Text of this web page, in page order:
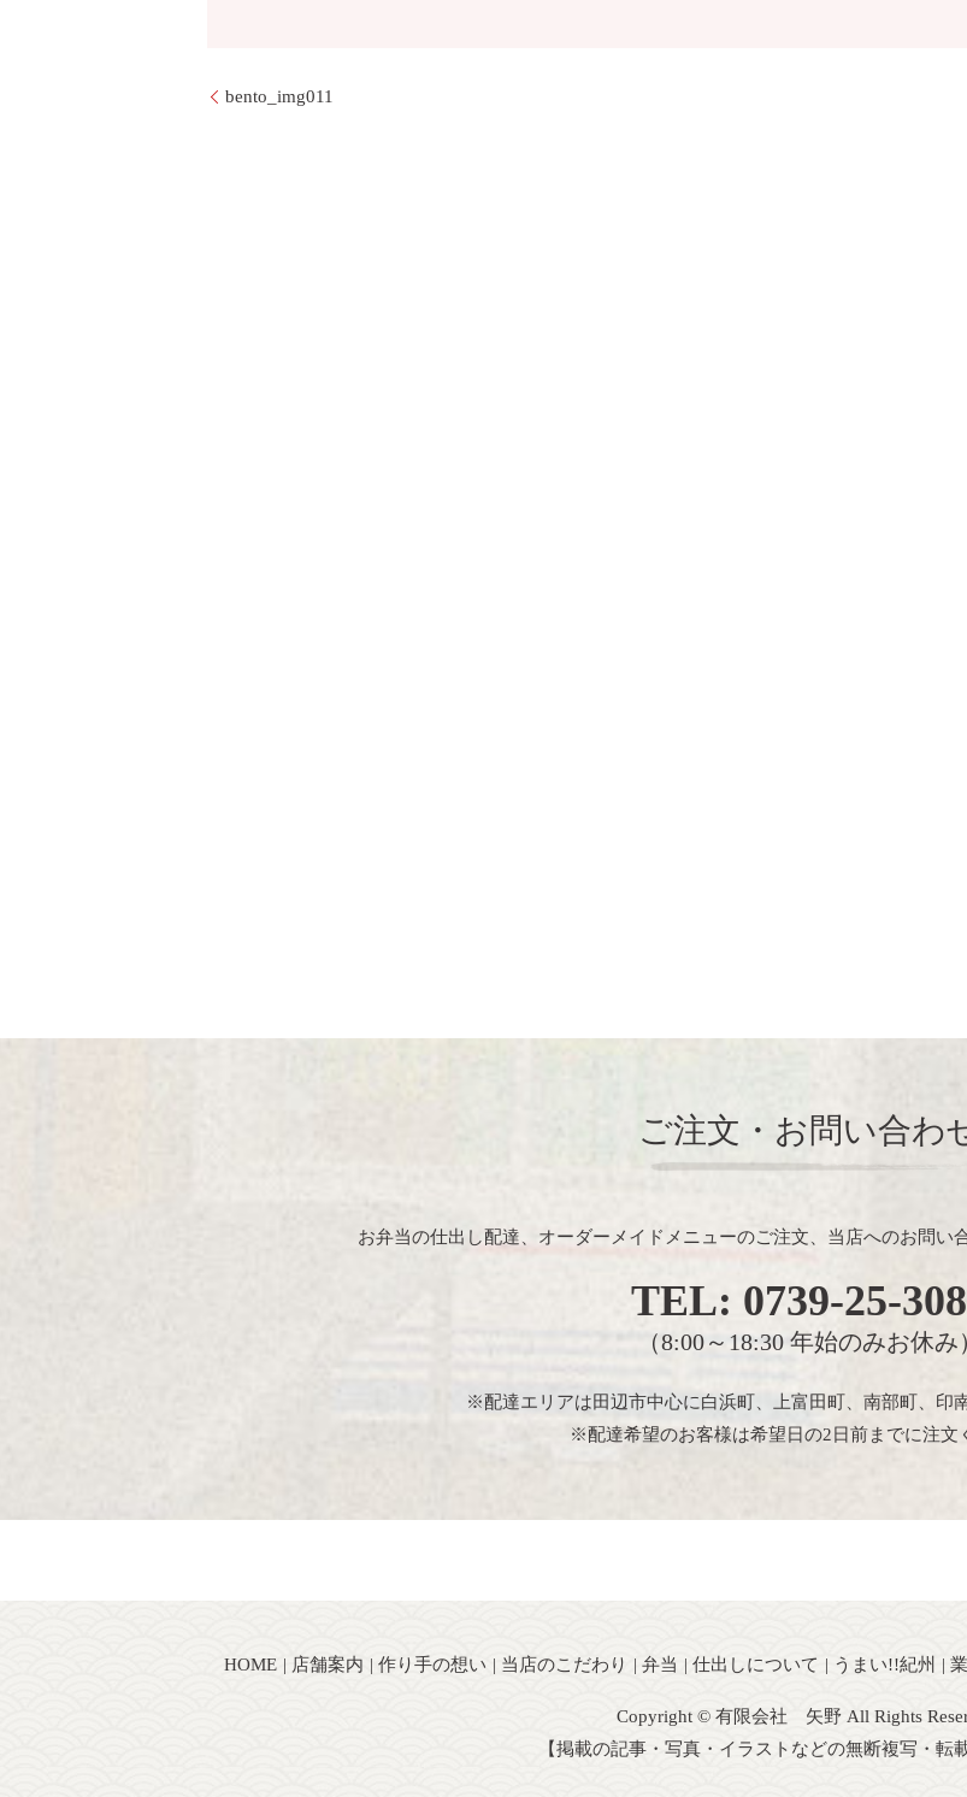
bento_img011
ご注文・お問い合わ
お弁当の仕出し配達、オーダーメイドメニューのご注文、当店へのお問い
TEL: 0739-25-
（8:00～18:30 年始のみお休み
※配達エリアは田辺市中心に白浜町、上富田町、南部町、印
※配達希望のお客様は希望日の2日前までに注文
HOME 店舗案内 作り手の想い 当店のこだわり 弁当 仕出しについて うまい!!紀州
Copyright © 有限会社 矢野 All Rights
【掲載の記事・写真・イラストなどの無断複写・転